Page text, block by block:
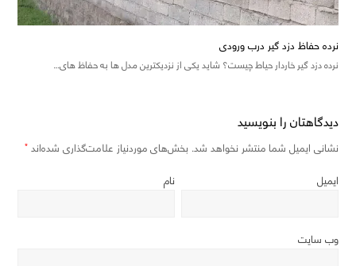
نرده حفاظ دزد گیر درب ورودی
نرده دزد گیر خاردار حیاط چیست؟ شاید یکی از نزدیکترین مدل ها به حفاظ های…
دیدگاهتان را بنویسید
نشانی ایمیل شما منتشر نخواهد شد. بخش‌های موردنیاز علامت‌گذاری شده‌اند*
نام ایمیل
وب‌ سایت